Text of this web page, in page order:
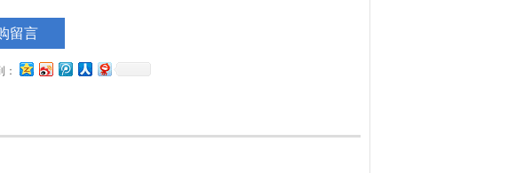
机、钢板预处理线、等设备的净化滤芯
留言
：